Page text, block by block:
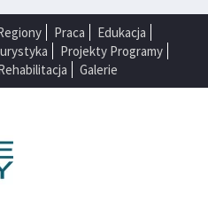
Praca
Edukacja
Projekty Programy
Galerie